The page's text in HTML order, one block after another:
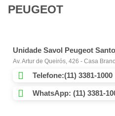
PEUGEOT
Unidade Savol Peugeot
Av. Artur de Queirós, 426 - Casa
Telefone:(11) 3381-1000
WhatsApp: (11) 3381-